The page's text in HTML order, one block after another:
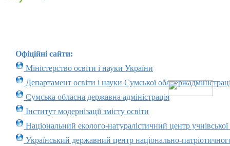
Офіційні сайти:
Міністерство освіти і науки України
Департамент освіти і науки Сумської
Сумська обласна державна адміністрація
Інститут модернізації змісту освіти
Національний еколого-натуралістичний центр учнівської
Український державний центр національно-